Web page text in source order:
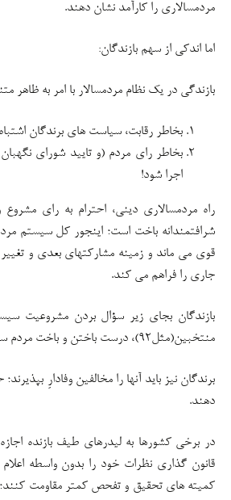
مردمسالاری را کارآمد نشان دهند.
اما اندکی از سهم بازندگان:
بازندگی در یک نظام مردمسالار با امر به ظاهر
بخاطر رقابت، سیاست های برندگان
بخاطر رای مردم (و تایید شورای
اجرا شود!
راه مردمسالاری دینی، احترام به رای
شرافتمندانه باخت است؛ اینجور کل سیستم
قوی می ماند و زمینه مشارکتهای بعدی و
جاری را فراهم می کند.
منتخبین(مثل۹۲)، درست باختن و باخت مردم سالار را نهادینه کنند.
برندگان نیز باید آنها را مخالفین وفادارِ
دهند.
در برخی کشورها به لیدرهای طیف بازنده
قانون گذاری نظرات خود را بدون واسطه اعلام
کمیته های تحقیق و تفحص کمتر مقاومت کنند؛